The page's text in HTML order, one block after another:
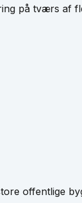
på tværs af
offentlige